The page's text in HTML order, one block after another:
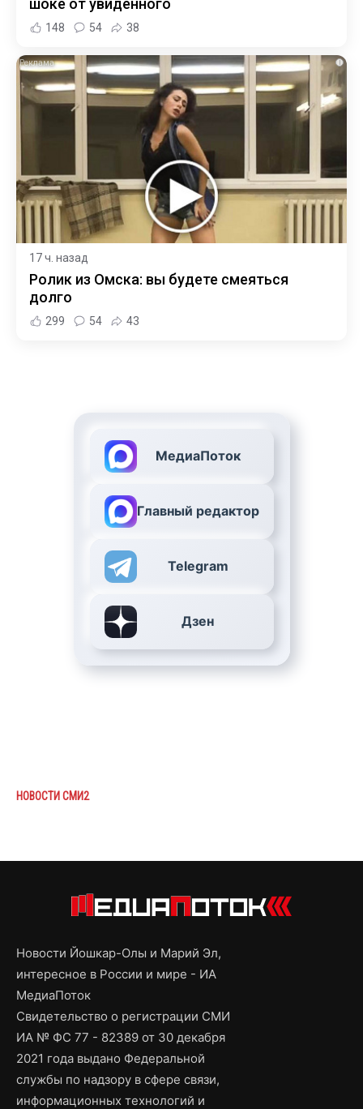
148 54 38
i
17 ч. назад
Ролик из Омска: вы будете смеяться
долго
299 54 43
МедиаПоток
Главный редактор
Telegram
Дзен
НОВОСТИ СМИ2
Новости Йошкар-Олы и Марий Эл,
интересное в России и мире - ИА
МедиаПоток
Свидетельство о регистрации СМИ
ИА № ФС 77 - 82389 от 30 декабря
2021 года выдано Федеральной
службы по надзору в сфере связи,
информационных технологий и